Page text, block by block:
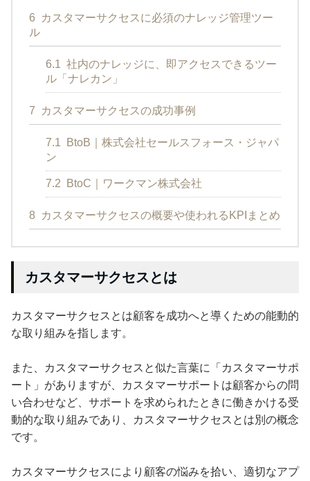
6
カスタマーサクセスに必須のナレッジ管理ツー
ル
6.1 社内のナレッジに、即アクセスできるツー
ル「ナレカン」
7 カスタマーサクセスの成功事例
7.1
BtoB｜株式会社セールスフォース・ジャパ
ン
7.2 BtoC｜ワークマン株式会社
8 カスタマーサクセスの概要や使われるKPIまとめ
カスタマーサクセスとは
カスタマーサクセスとは顧客を成功へと導くための能動的
な取り組みを指します。
また、カスタマーサクセスと似た言葉に「カスタマーサポ
ート」がありますが、カスタマーサポートは顧客からの問
い合わせなど、サポートを求められたときに働きかける受
動的な取り組みであり、カスタマーサクセスとは別の概念
です。
カスタマーサクセスにより顧客の悩みを拾い、適切なアプ